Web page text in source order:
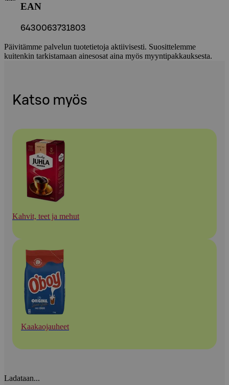
EAN
6430063731803
Päivitämme palvelun tuotetietoja aktiivisesti. Suosittelemme
kuitenkin tarkistamaan ainesosat aina myös myyntipakkauksesta.
Katso myös
Kahvit, teet ja mehut
Kaakaojauheet
Ladataan...